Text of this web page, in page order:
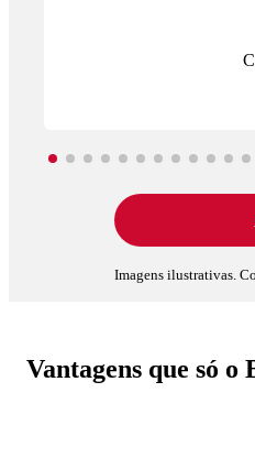
Imagens ilustrativas.
Vantagens que só o